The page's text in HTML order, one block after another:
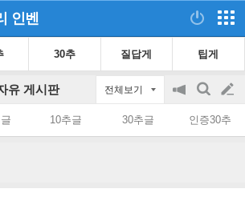
인벤
30추 질답게 팁게
유 게시판 전체보기
공
on/off
검
색
글
쓰
10추글 30추글 인증30추